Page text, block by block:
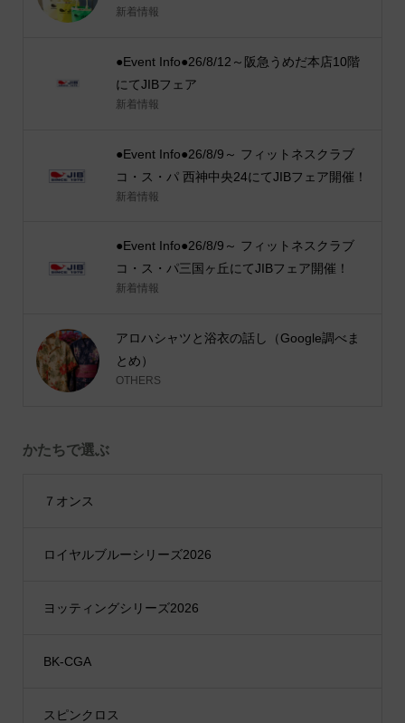
新着情報
●Event Info●26/8/12～阪急うめだ本店10階
にてJIBフェア
新着情報
●Event Info●26/8/9～ フィットネスクラブ
コ・ス・パ 西神中央24にてJIBフェア開催！
新着情報
●Event Info●26/8/9～ フィットネスクラブ
コ・ス・パ三国ヶ丘にてJIBフェア開催！
新着情報
アロハシャツと浴衣の話し（Google調べま
とめ）
OTHERS
かたちで選ぶ
７オンス
ロイヤルブルーシリーズ2026
ヨッティングシリーズ2026
BK-CGA
スピンクロス